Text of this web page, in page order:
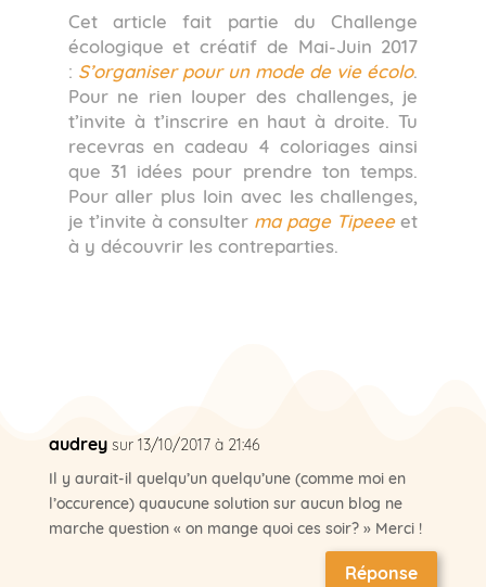
Cet article fait partie du Challenge
écologique et créatif de Mai-Juin 2017
: S’organiser pour un mode de vie écolo.
Pour ne rien louper des challenges, je
t’invite à t’inscrire en haut à droite. Tu
recevras en cadeau 4 coloriages ainsi
que 31 idées pour prendre ton temps.
Pour aller plus loin avec les challenges,
je t’invite à consulter ma page Tipeeeet
à y découvrir les contreparties.
audrey sur 13/10/2017 à 21:46
Il y aurait-il quelqu’un quelqu’une (comme moi en
l’occurence) quaucune solution sur aucun blog ne
marche question « on mange quoi ces soir? » Merci !
Réponse